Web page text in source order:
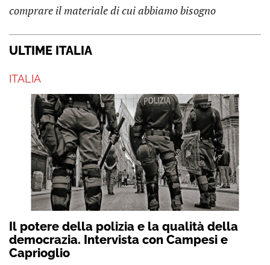
comprare il materiale di cui abbiamo bisogno
ULTIME ITALIA
ITALIA
Il potere della polizia e la qualità della
democrazia. Intervista con Campesi e
Caprioglio